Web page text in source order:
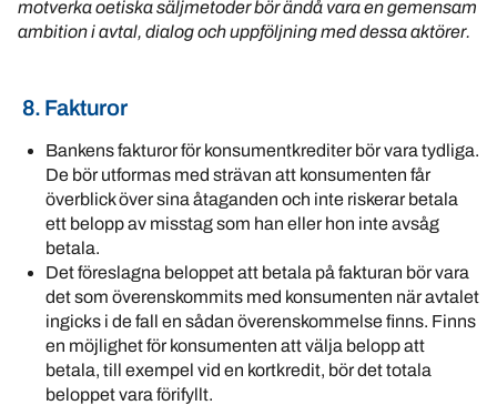
motverka oetiska säljmetoder bör ändå vara en gemensam
ambition i avtal, dialog och uppföljning med dessa aktörer.
8. Fakturor
Bankens fakturor för konsumentkrediter bör vara tydliga.
De bör utformas med strävan att konsumenten får
överblick över sina åtaganden och inte riskerar betala
ett belopp av misstag som han eller hon inte avsåg
betala.
Det föreslagna beloppet att betala på fakturan bör vara
det som överenskommits med konsumenten när avtalet
ingicks i de fall en sådan överenskommelse finns. Finns
en möjlighet för konsumenten att välja belopp att
betala, till exempel vid en kortkredit, bör det totala
beloppet vara förifyllt.